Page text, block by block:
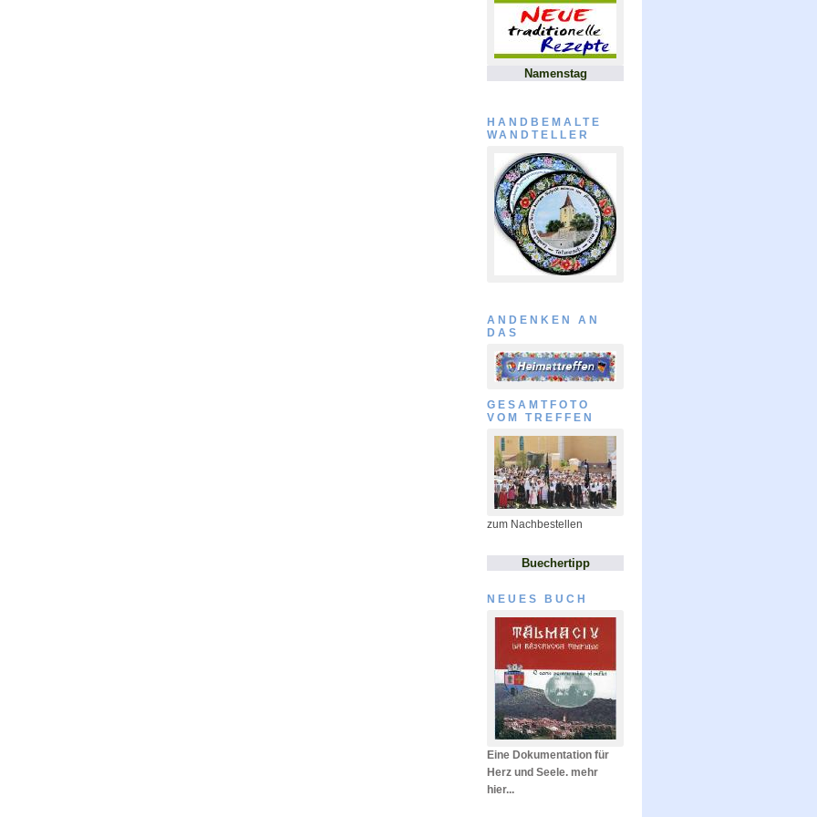
Namenstag
HANDBEMALTE
WANDTELLER
ANDENKEN AN
DAS
GESAMTFOTO
VOM TREFFEN
zum Nachbestellen
Buechertipp
NEUES BUCH
Eine Dokumentation für
Herz und Seele. mehr
hier...